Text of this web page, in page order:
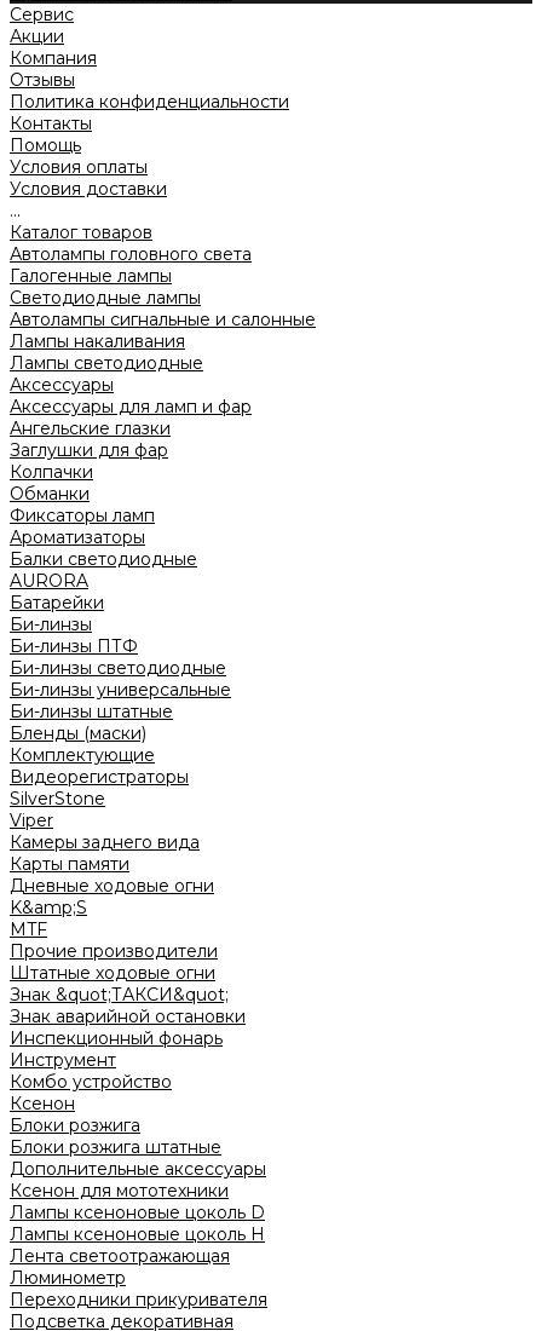
Сервис
Акции
Компания
Отзывы
Политика конфиденциальности
Контакты
Помощь
Условия оплаты
Условия доставки
...
Каталог товаров
Автолампы головного света
Галогенные лампы
Светодиодные лампы
Автолампы сигнальные и салонные
Лампы накаливания
Лампы светодиодные
Аксессуары
Аксессуары для ламп и фар
Ангельские глазки
Заглушки для фар
Колпачки
Обманки
Фиксаторы ламп
Ароматизаторы
Балки светодиодные
AURORA
Батарейки
Би-линзы
Би-линзы ПТФ
Би-линзы светодиодные
Би-линзы универсальные
Би-линзы штатные
Бленды (маски)
Комплектующие
Видеорегистраторы
SilverStone
Viper
Камеры заднего вида
Карты памяти
Дневные ходовые огни
K&amp;S
MTF
Прочие производители
Штатные ходовые огни
Знак &quot;ТАКСИ&quot;
Знак аварийной остановки
Инспекционный фонарь
Инструмент
Комбо устройство
Ксенон
Блоки розжига
Блоки розжига штатные
Дополнительные аксессуары
Ксенон для мототехники
Лампы ксеноновые цоколь D
Лампы ксеноновые цоколь H
Лента светоотражающая
Люминометр
Переходники прикуривателя
Подсветка декоративная